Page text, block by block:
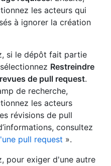
les acteurs qui
à ignorer la création
si le dépôt fait partie
Restreindre
de pull request.
de recherche,
les acteurs
révisions de pull
consultez
pull request ».
pour exiger d'une autre